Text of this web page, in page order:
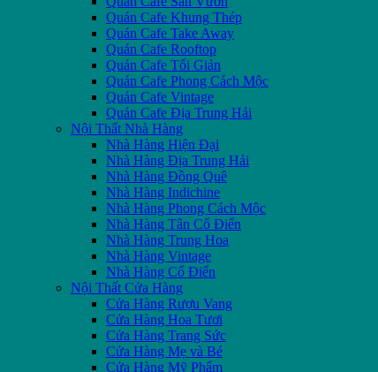
Quán Cafe Khung Thép
Quán Cafe Take Away
Quán Cafe Rooftop
Quán Cafe Tối Giản
Quán Cafe Phong Cách Mộc
Quán Cafe Vintage
Quán Cafe Địa Trung Hải
Nội Thất Nhà Hàng
Nhà Hàng Hiện Đại
Nhà Hàng Địa Trung Hải
Nhà Hàng Đồng Quê
Nhà Hàng Indichine
Nhà Hàng Phong Cách Mộc
Nhà Hàng Tân Cổ Điển
Nhà Hàng Trung Hoa
Nhà Hàng Vintage
Nhà Hàng Cổ Điển
Nội Thất Cửa Hàng
Cửa Hàng Rượu Vang
Cửa Hàng Hoa Tươi
Cửa Hàng Trang Sức
Cửa Hàng Mẹ và Bé
Cửa Hàng Mỹ Phẩm